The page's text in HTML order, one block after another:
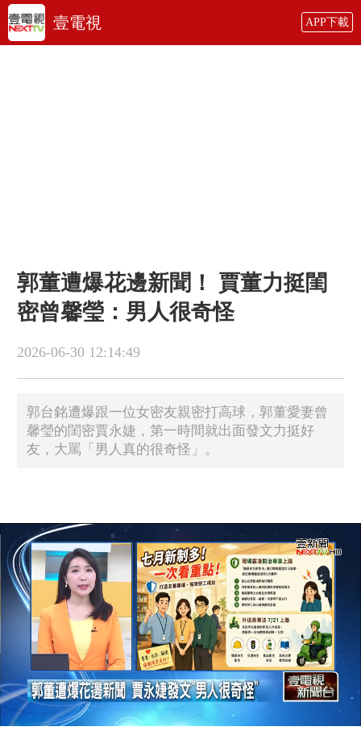
壹電視 APP下載
郭董遭爆花邊新聞！ 賈董力挺閨
密曾馨瑩：男人很奇怪
2026-06-30 12:14:49
郭台銘遭爆跟一位女密友親密打高球，郭董愛妻曾
馨瑩的閨密賈永婕，第一時間就出面發文力挺好
友，大罵「男人真的很奇怪」。